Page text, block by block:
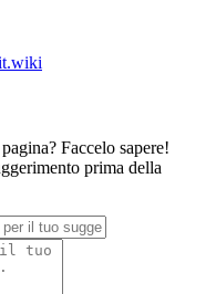
Faccelo sapere!
prima della